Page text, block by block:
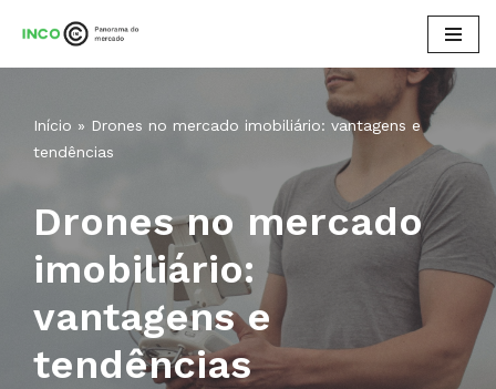
Início » Drones no mercado imobiliário: vantagens e
tendências
Drones no mercado
imobiliário:
vantagens e
tendências